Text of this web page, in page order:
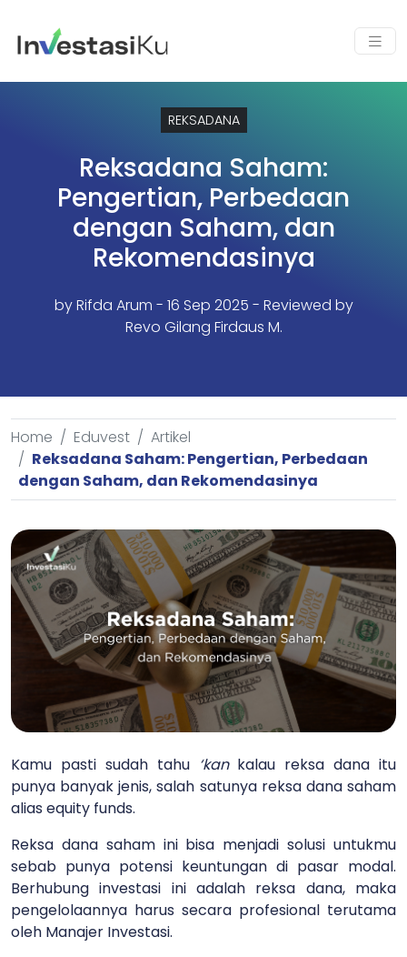
REKSADANA
Reksadana Saham:
Pengertian, Perbedaan
dengan Saham, dan
Rekomendasinya
byRifda Arum - 16 Sep 2025 - Reviewed by
Revo Gilang Firdaus M.
Home Eduvest
Artikel
Reksadana Saham: Pengertian, Perbedaan
dengan Saham, dan Rekomendasinya
Kamu pasti sudah tahu ‘kan kalau reksa dana itu
punya banyak jenis, salah satunya reksa dana saham
alias equity funds.
Reksa dana saham ini bisa menjadi solusi untukmu
sebab punya potensi keuntungan di pasar modal.
Berhubung investasi ini adalah reksa dana, maka
pengelolaannya harus secara profesional terutama
oleh Manajer Investasi.